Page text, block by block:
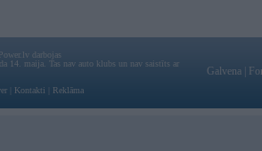
darbojas
14. maija. Tas nav auto klubs un nav saistīts ar
Kontakti Reklāma
Galvena